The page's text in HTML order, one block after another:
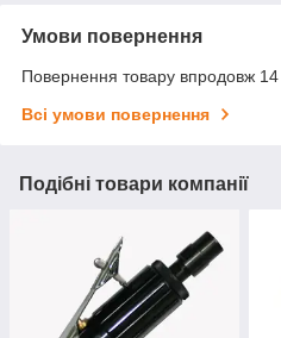
Умови повернення
Повернення товару впродовж 14
Всі умови повернення
Подібні товари компанії